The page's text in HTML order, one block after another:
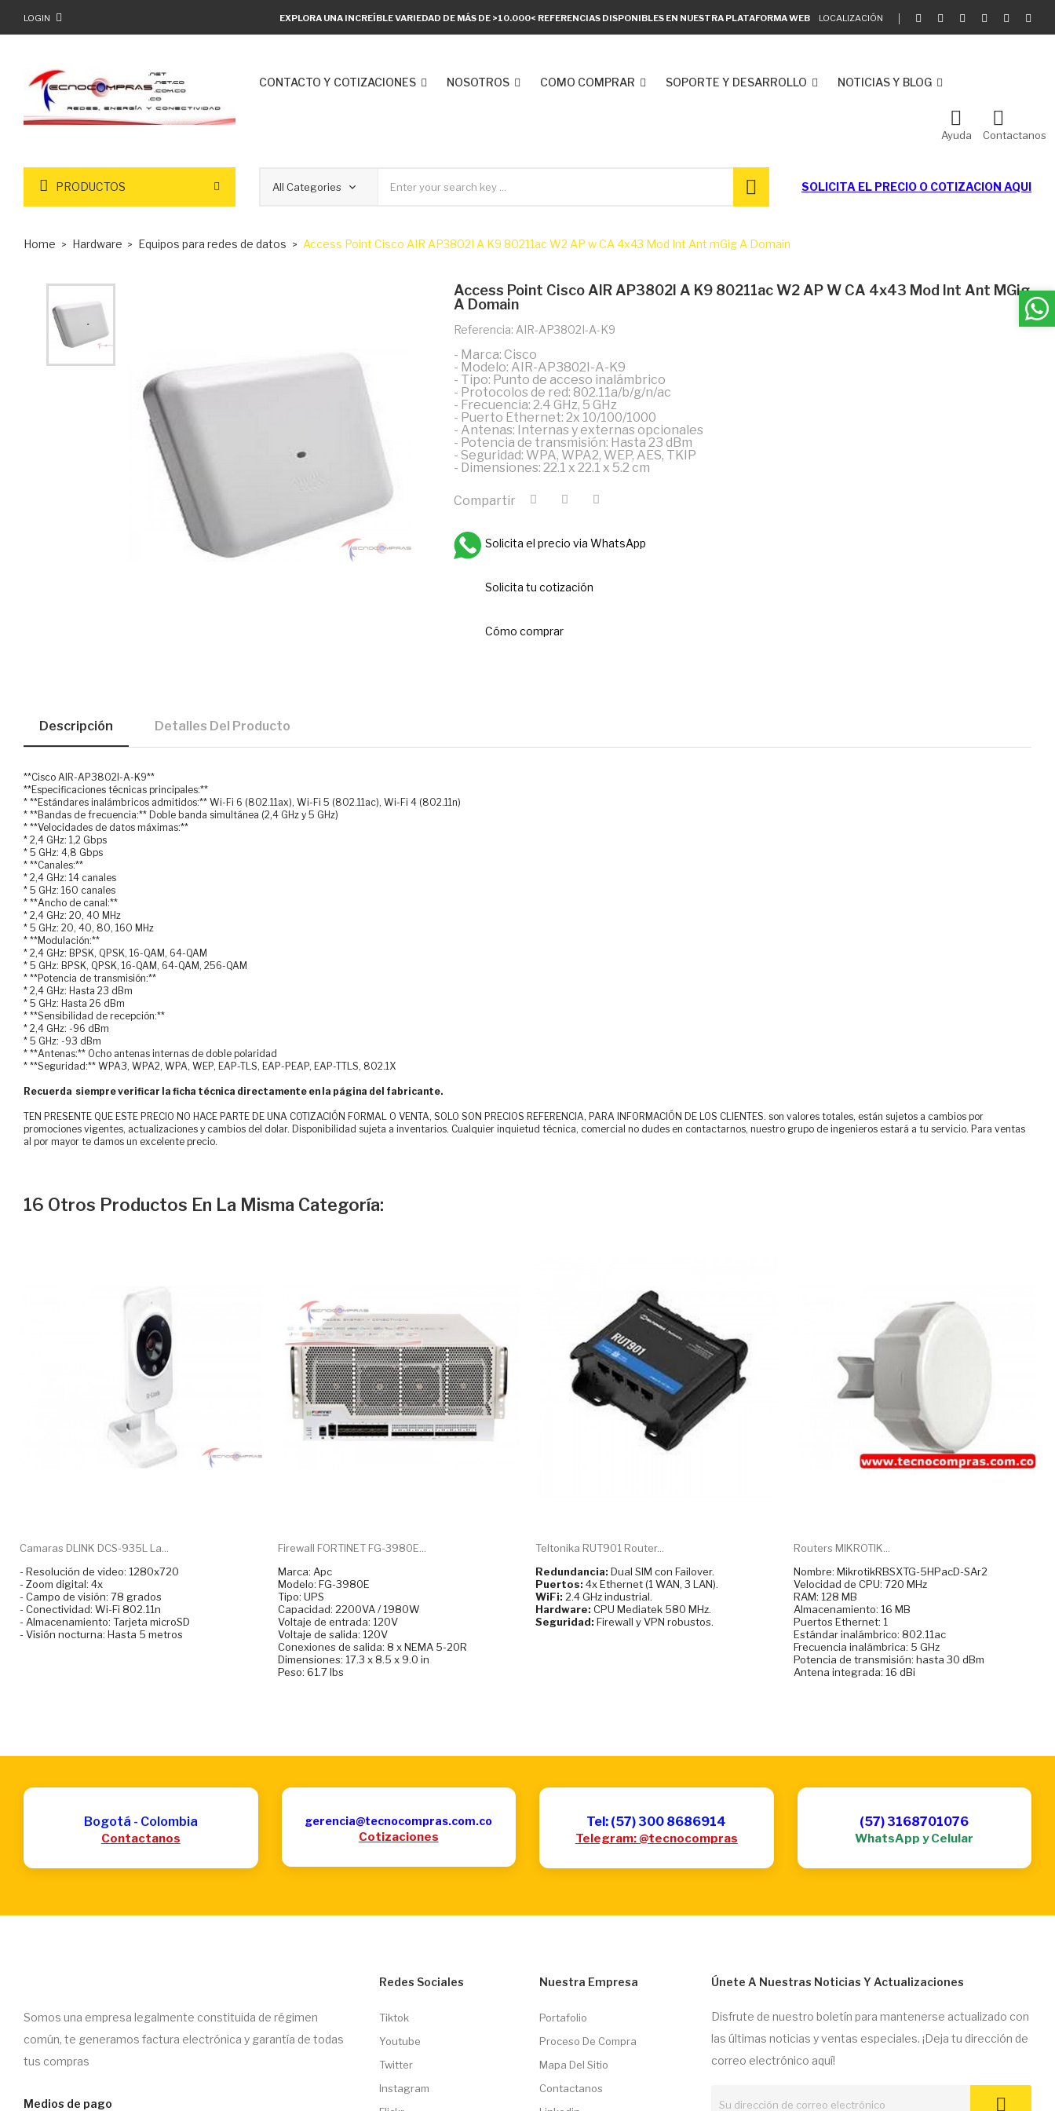
EXPLORA UNA INCREÍBLE VARIEDAD DE MÁS DE >10.000< REFERENCIAS DISPONIBLES EN NUESTRA PLATAFORMA WEB LOCALIZACIÓN
LOGIN
CONTACTO Y COTIZACIONES NOSOTROS COMO COMPRAR SOPORTE Y DESARROLLO NOTICIAS Y BLOG
Ayuda Contactanos
PRODUCTOS SOLICITA EL PRECIO O COTIZACION AQUI
Home Hardware Equipos para redes de datos Access Point Cisco AIR AP3802I A K9 80211ac W2 AP w CA 4x43 Mod Int Ant mGig A Domain
Access Point Cisco AIR AP3802I A K9 80211ac W2 AP W CA 4x43 Mod Int Ant MGig
A Domain
Referencia: AIR-AP3802I-A-K9
- Marca: Cisco
- Modelo: AIR-AP3802I-A-K9
- Tipo: Punto de acceso inalámbrico
- Protocolos de red: 802.11a/b/g/n/ac
- Frecuencia: 2.4 GHz, 5 GHz
- Puerto Ethernet: 2x 10/100/1000
- Antenas: Internas y externas opcionales
- Potencia de transmisión: Hasta 23 dBm
- Seguridad: WPA, WPA2, WEP, AES, TKIP
- Dimensiones: 22.1 x 22.1 x 5.2 cm
Compartir
Solicita el precio via WhatsApp
Solicita tu cotización
Cómo comprar
Descripción Detalles Del Producto
**Cisco AIR-AP3802I-A-K9**
**Especificaciones técnicas principales:**
* **Estándares inalámbricos admitidos:** Wi-Fi 6 (802.11ax), Wi-Fi 5 (802.11ac), Wi-Fi 4 (802.11n)
* **Bandas de frecuencia:** Doble banda simultánea (2,4 GHz y 5 GHz)
* **Velocidades de datos máximas:**
* 2,4 GHz: 1,2 Gbps
* 5 GHz: 4,8 Gbps
* **Canales:**
* 2,4 GHz: 14 canales
* 5 GHz: 160 canales
* **Ancho de canal:**
* 2,4 GHz: 20, 40 MHz
* 5 GHz: 20, 40, 80, 160 MHz
* **Modulación:**
* 2,4 GHz: BPSK, QPSK, 16-QAM, 64-QAM
* 5 GHz: BPSK, QPSK, 16-QAM, 64-QAM, 256-QAM
* **Potencia de transmisión:**
* 2,4 GHz: Hasta 23 dBm
* 5 GHz: Hasta 26 dBm
* **Sensibilidad de recepción:**
* 2,4 GHz: -96 dBm
* 5 GHz: -93 dBm
* **Antenas:** Ocho antenas internas de doble polaridad
* **Seguridad:** WPA3, WPA2, WPA, WEP, EAP-TLS, EAP-PEAP, EAP-TTLS, 802.1X
Recuerda siempre verificar la ficha técnica directamente en la página del fabricante.
TEN PRESENTE QUE ESTE PRECIO NO HACE PARTE DE UNA COTIZACIÓN FORMAL O VENTA, SOLO SON PRECIOS REFERENCIA, PARA INFORMACIÓN DE LOS CLIENTES. son valores totales, están sujetos a cambios por
promociones vigentes, actualizaciones y cambios del dolar. Disponibilidad sujeta a inventarios. Cualquier inquietud técnica, comercial no dudes en contactarnos, nuestro grupo de ingenieros estará a tu servicio. Para ventas
al por mayor te damos un excelente precio.
16 Otros Productos En La Misma Categoría:
Camaras DLINK DCS-935L La...
- Resolución de video: 1280x720
- Zoom digital: 4x
- Campo de visión: 78 grados
- Conectividad: Wi-Fi 802.11n
- Almacenamiento: Tarjeta microSD
- Visión nocturna: Hasta 5 metros
Firewall FORTINET FG-3980E...
Marca: Apc
Modelo: FG-3980E
Tipo: UPS
Capacidad: 2200VA / 1980W
Voltaje de entrada: 120V
Voltaje de salida: 120V
Conexiones de salida: 8 x NEMA 5-20R
Dimensiones: 17.3 x 8.5 x 9.0 in
Peso: 61.7 lbs
Teltonika RUT901 Router...
Redundancia: Dual SIM con Failover.
Puertos: 4x Ethernet (1 WAN, 3 LAN).
WiFi: 2.4 GHz industrial.
Hardware: CPU Mediatek 580 MHz.
Seguridad: Firewall y VPN robustos.
Routers MIKROTIK...
Nombre: MikrotikRBSXTG-5HPacD-SAr2
Velocidad de CPU: 720 MHz
RAM: 128 MB
Almacenamiento: 16 MB
Puertos Ethernet: 1
Estándar inalámbrico: 802.11ac
Frecuencia inalámbrica: 5 GHz
Potencia de transmisión: hasta 30 dBm
Antena integrada: 16 dBi
Bogotá - Colombia
Contactanos
gerencia@tecnocompras.com.co
Cotizaciones
Tel: (57) 300 8686914
Telegram: @tecnocompras
(57) 3168701076
WhatsApp y Celular
Somos una empresa legalmente constituida de régimen
común, te generamos factura electrónica y garantía de todas
tus compras
Medios de pago
Redes Sociales
Tiktok
Youtube
Twitter
Instagram
Nuestra Empresa
Portafolio
Proceso De Compra
Mapa Del Sitio
Contactanos
Únete A Nuestras Noticias Y Actualizaciones
Disfrute de nuestro boletín para mantenerse actualizado con
las últimas noticias y ventas especiales. ¡Deja tu dirección de
correo electrónico aquí!